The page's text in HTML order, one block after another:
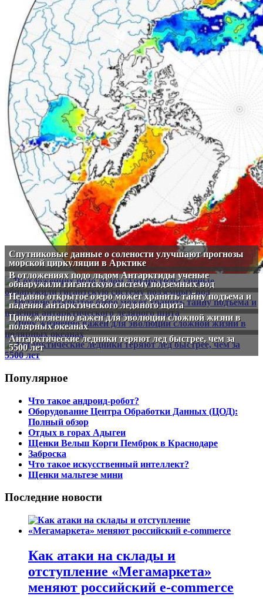
Спутниковые данные о солености улучшают прогнозы
морской циркуляции в Арктике
В отложениях подо льдом Антарктиды ученые
обнаружили гигантскую систему подземных вод
Недавно открытое озеро может хранить тайну подъема и
падения антарктического ледяного щита
Цинк жизненно важен для эволюции сложной жизни в
полярных океанах
Антарктические ледники теряют лед быстрее, чем за
5500 лет
Популярное
Что такое андроид-робот?
Оборудование Центра Обработки Данных (ЦОД):
Полный обзор
Отдых в горах Адыгеи
Щенки Вельш Корги Пемброк в Краснодаре
Заброска
Что такое искусственный интеллект?
Щенки мальтезе мини
Последние новости
Как атаки на склады и
отступление «Мегамаркета»
меняют российский e-commerce